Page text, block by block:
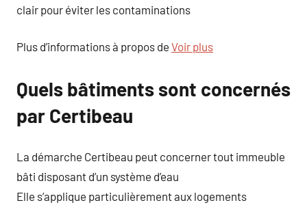
clair pour éviter les contaminations
Plus d’informations à propos de Voir plus
Quels bâtiments sont concernés
par Certibeau
La démarche Certibeau peut concerner tout immeuble
bâti disposant d’un système d’eau
Elle s’applique particulièrement aux logements